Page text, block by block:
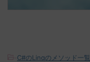
C#のLinqのメソッド一覧